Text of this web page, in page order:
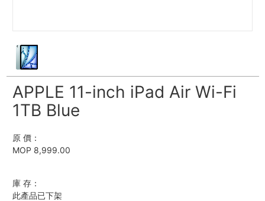
APPLE 11-inch iPad Air Wi-Fi
1TB Blue
原 價：
MOP 8,999.00
庫 存：
此產品已下架